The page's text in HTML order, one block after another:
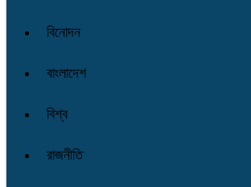
বিনোদন
বাংলাদেশ
বিশ্ব
রাজনীতি